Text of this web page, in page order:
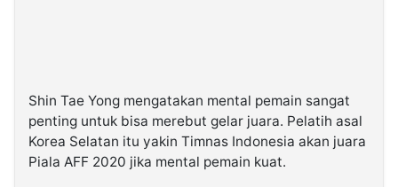
Shin Tae Yong mengatakan mental pemain sangat
penting untuk bisa merebut gelar juara. Pelatih asal
Korea Selatan itu yakin Timnas Indonesia akan juara
Piala AFF 2020 jika mental pemain kuat.